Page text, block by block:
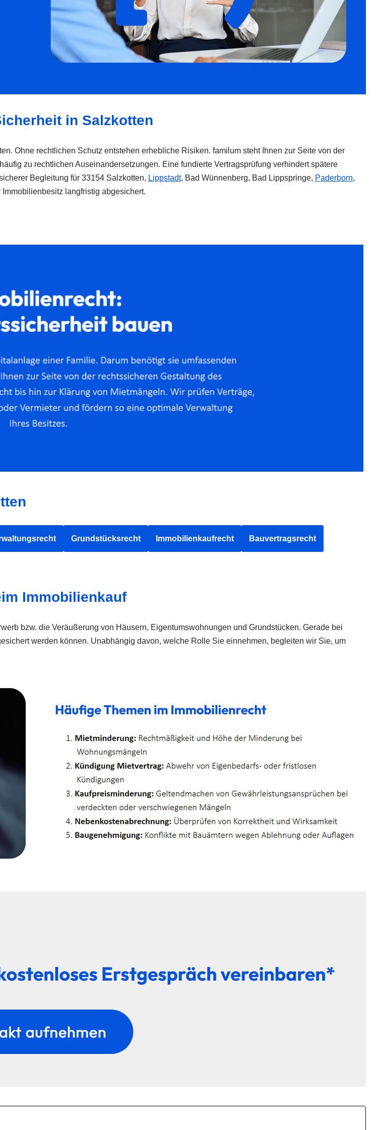
in Salzkotten
Ohne rechtlichen Schutz entstehen erhebliche Risiken. familum steht Ihnen zur Seite von der
zu rechtlichen Auseinandersetzungen. Eine fundierte Vertragsprüfung verhindert spätere
Begleitung für 33154 Salzkotten, Lippstadt, Bad Wünnenberg, Bad Lippspringe, Paderborn,
Immobilienbesitz langfristig abgesichert.
Grundstücksrecht Immobilienkaufrecht Bauvertragsrecht
Immobilienkauf
bzw. die Veräußerung von Häusern, Eigentumswohnungen und Grundstücken. Gerade bei
werden können. Unabhängig davon, welche Rolle Sie einnehmen, begleiten wir Sie, um